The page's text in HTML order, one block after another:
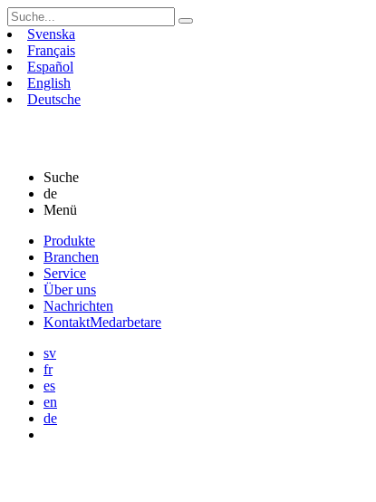
Suchen
nach:Svenska
Français
Español
English
Deutsche
Suche
de
Menü
Skip
content
Produkte
Branchen
Service
Über uns
Nachrichten
KontaktMedarbetare
sv
fr
es
en
de